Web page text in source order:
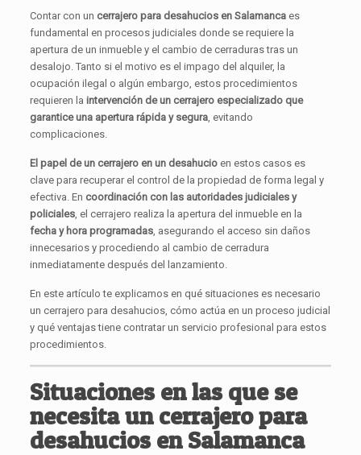
Contar con un cerrajero para desahucios en Salamanca es
fundamental en procesos judiciales donde se requiere la
apertura de un inmueble y el cambio de cerraduras tras un
desalojo. Tanto si el motivo es el impago del alquiler, la
ocupación ilegal o algún embargo, estos procedimientos
requieren laintervención de un cerrajero especializado que
garantice una apertura rápida y segura , evitando
complicaciones.
El papel de un cerrajero en un desahucio en estos casos es
clave para recuperar el control de la propiedad de forma legal y
efectiva. En coordinación con las autoridades judiciales y
policiales , el cerrajero realiza la apertura del inmueble en la
fecha y hora programadas , asegurando el acceso sin daños
innecesarios y procediendo al cambio de cerradura
inmediatamente después del lanzamiento.
En este artículo te explicamos en qué situaciones es necesario
un cerrajero para desahucios, cómo actúa en un proceso judicial
y qué ventajas tiene contratar un servicio profesional para estos
procedimientos.
Situaciones en las que se
necesita un cerrajero para
desahucios en Salamanca